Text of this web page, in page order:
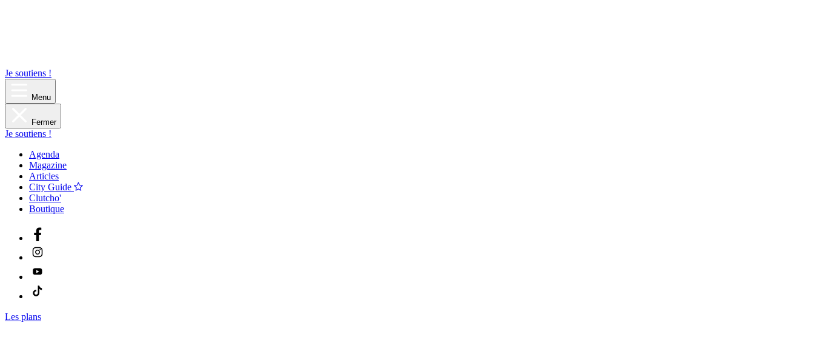
Je soutiens !
Menu
Fermer
Je soutiens !
Agenda
Magazine
Articles
City Guide
Clutcho'
Boutique
Les plans